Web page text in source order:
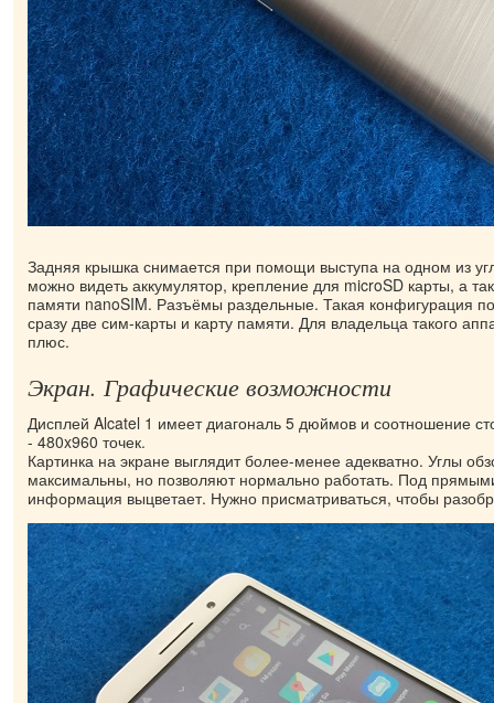
Задняя крышка снимается при помощи выступа на одном из
можно видеть аккумулятор, крепление для microSD карты, а
памяти nanoSIM. Разъёмы раздельные. Такая конфигурация
сразу две сим-карты и карту памяти. Для владельца такого
плюс.
Экран. Графические возможности
Дисплей Alcatel 1 имеет диагональ 5 дюймов и соотношение
- 480x960 точек.
Картинка на экране выглядит более-менее адекватно. Углы
максимальны, но позволяют нормально работать. Под
информация выцветает. Нужно присматриваться, чтобы